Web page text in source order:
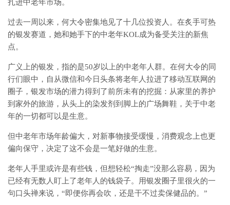
扎进中老年市场。
过去一周以来，何大令密集地见了十几位投资人。在炙手可热
的银发赛道，她和她手下的中老年KOL成为备受关注的新焦
点。
广义上的银发，指的是50岁以上的中老年人群。在何大令的同
行们眼中，自从微信和今日头条将老年人拉进了移动互联网的
圈子，银发市场的潜力得到了前所未有的挖掘：从家里的养护
到家外的旅游，从头上的染发剂到脚上的广场舞鞋，关于中老
年的一切都可以是生意。
但中老年市场年龄偏大，对新事物接受缓慢，消费观念上也更
偏向保守，决定了这不会是一笔好做的生意。
老年人手里或许是有些钱，但想轻松“掏走”没那么容易，因为
已经有无数人盯上了老年人的钱袋子。用银发圈子里很火的一
句口头禅来说，“即便你再会吹，还是干不过卖保健品的。”